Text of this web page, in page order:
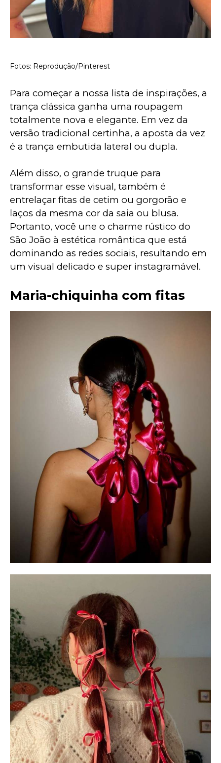
Fotos: Reprodução/Pinterest
Para começar a nossa lista de inspirações, a
trança clássica ganha uma roupagem
totalmente nova e elegante. Em vez da
versão tradicional certinha, a aposta da vez
é a trança embutida lateral ou dupla.
Além disso, o grande truque para
transformar esse visual, também é
entrelaçar fitas de cetim ou gorgorão e
laços da mesma cor da saia ou blusa.
Portanto, você une o charme rústico do
São João à estética romântica que está
dominando as redes sociais, resultando em
um visual delicado e super instagramável.
Maria-chiquinha com fitas